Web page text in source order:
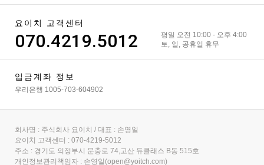
요이치 고객센터
070.4219.5012
평일 오전 10:00 - 오후 4:00
토, 일, 공휴일 휴무
입금계좌 정보
우리은행 1005-703-604902
회사명 : 주식회사 요이치 / 대표 : 손영일
요이치 고객센터 : 070-4219-5012
주소 : 경기도 의정부시 문충로 74,고산 듀클래스 B동 515호
개인정보관리책임자 : 손영일(open@yoitch.com)